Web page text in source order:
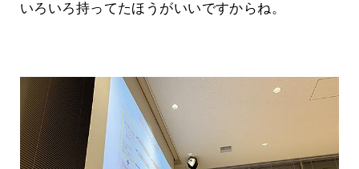
いろいろ持ってたほうがいいですからね。